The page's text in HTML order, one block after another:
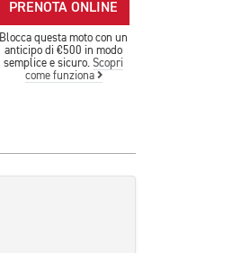
PRENOTA ONLINE
Blocca questa moto con un
anticipo di €500 in modo
semplice e sicuro.Scopri
come funziona